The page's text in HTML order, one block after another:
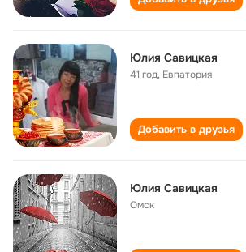
Юлия Савицкая
41 год, Евпатория
Добавить в друзья
Юлия Савицкая
Омск